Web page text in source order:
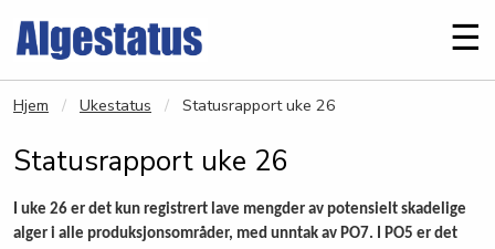
☰
Hjem Ukestatus Statusrapport uke 26
Statusrapport uke 26
I uke 26 er det kun registrert lave mengder av potensielt skadelige
alger i alle produksjonsområder, med unntak av PO7. I PO5 er det